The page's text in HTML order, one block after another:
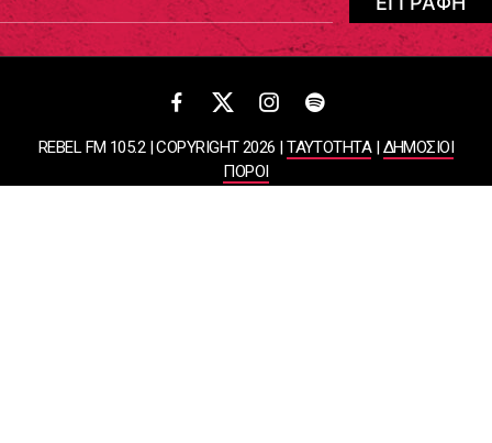
REBEL FM 105.2 | COPYRIGHT 2026 |ΤΑΥΤΟΤΗΤΑ| ΔΗΜΟΣΙΟΙ
ΠΟΡΟΙ